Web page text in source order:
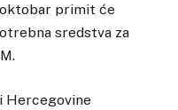
oktobar primit će
sredstva za
Hercegovine